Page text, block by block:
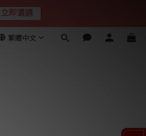
繁體中文
立即選購